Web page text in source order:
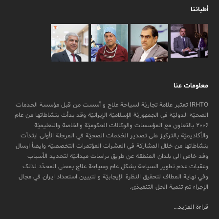
أطبائنا
معلومات عنا
IRHTO تعتبر علامة تجاریّة لسیاحة علاج و أسست من قبل مؤسسة الخدمات
الصحیّة الدولیّة في الجمهوریّة الإسلامیّة الإیرانیّة وقد بدأت بنشاطاتها من عام
2006 بالتعاون مع المؤسسات والوکالات الحکومیّة والخاصة والتعلیمیّة
والأکادیمیّة بالترکیز علی تصدیر الخدمات الصحیّة في المرحلة الأولی ابتدأت
بنشاطاتها من خلال المشارکة في العشرات المؤتمرات التخصصیّة وایضاً ارسال
وفد خاص الی بلدان المنطقة عن طريق ىراسات ميدانیّة لتحدید الأسباب
وعقبات عدم تطویر السیاحة بشکل عام وسیاحة علاج بمعنی المحدّد لذلک
وفي نهایة المطاف لتحقیق النظرة الإیجابیّة و لتبیین استعداد ایران في مجال
الإجراء تم تنمیة الحل التنفیذی.
قراءة المزيد…